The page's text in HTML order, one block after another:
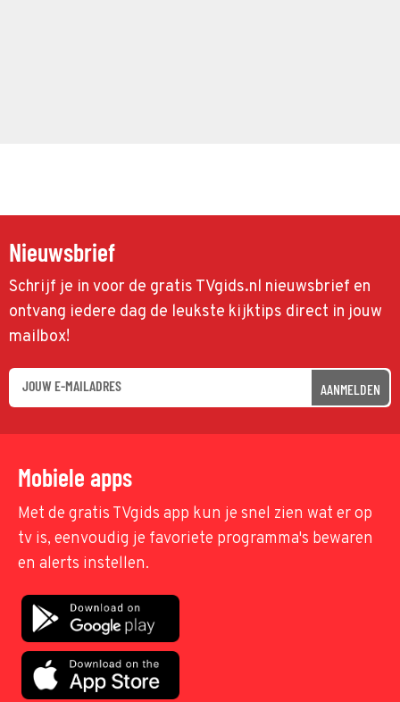
Nieuwsbrief
Schrijf je in voor de gratis TVgids.nl nieuwsbrief en
ontvang iedere dag de leukste kijktips direct in jouw
mailbox!
AANMELDEN
Mobiele apps
Met de gratis TVgids app kun je snel zien wat er op
tv is, eenvoudig je favoriete programma's bewaren
en alerts instellen.